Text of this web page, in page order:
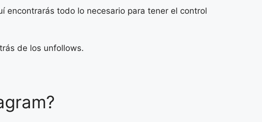
encontrarás todo lo necesario para tener el control
de los unfollows.